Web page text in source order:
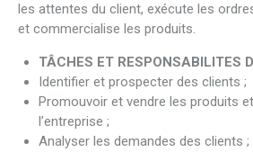
les attentes du client, exécute les
et commercialise les produits.
TÂCHES ET RESPONSABILITES
Identifier et prospecter des clients ;
Promouvoir et vendre les produits
l’entreprise ;
Analyser les demandes des clients ;